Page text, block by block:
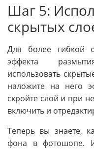
Шаг 5:
скрытых
Для более гибкой
эффекта
использовать
наложите на него
скройте слой и при
включить и
Теперь вы знаете,
фона в фотошопе.